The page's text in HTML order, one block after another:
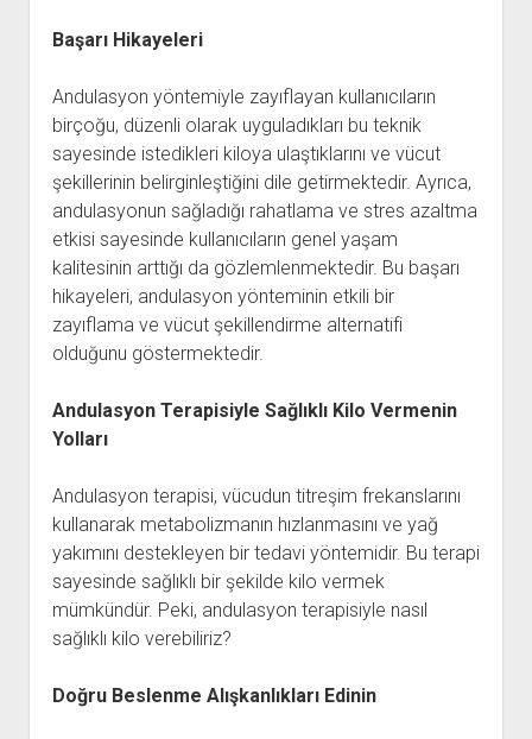
Başarı Hikayeleri
Andulasyon yöntemiyle zayıflayan kullanıcıların
birçoğu, düzenli olarak uyguladıkları bu teknik
sayesinde istedikleri kiloya ulaştıklarını ve vücut
şekillerinin belirginleştiğini dile getirmektedir. Ayrıca,
andulasyonun sağladığı rahatlama ve stres azaltma
etkisi sayesinde kullanıcıların genel yaşam
kalitesinin arttığı da gözlemlenmektedir. Bu başarı
hikayeleri, andulasyon yönteminin etkili bir
zayıflama ve vücut şekillendirme alternatifi
olduğunu göstermektedir.
Andulasyon Terapisiyle Sağlıklı Kilo Vermenin
Yolları
Andulasyon terapisi, vücudun titreşim frekanslarını
kullanarak metabolizmanın hızlanmasını ve yağ
yakımını destekleyen bir tedavi yöntemidir. Bu terapi
sayesinde sağlıklı bir şekilde kilo vermek
mümkündür. Peki, andulasyon terapisiyle nasıl
sağlıklı kilo verebiliriz?
Doğru Beslenme Alışkanlıkları Edinin